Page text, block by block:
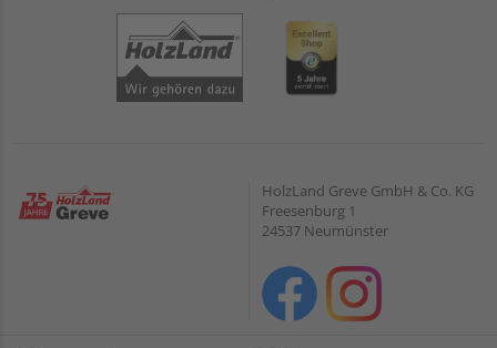
HolzLand Greve GmbH & Co. KG
Freesenburg 1
24537 Neumünster